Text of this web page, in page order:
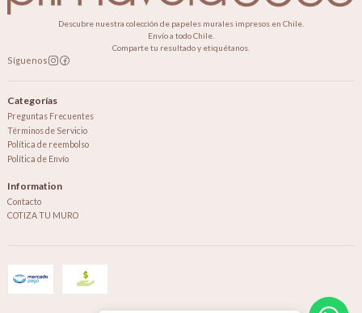
Descubre nuestra colección de papeles murales impresos en Chile.
Envío a todo Chile.
Comparte tu resultado y etiquétanos.
Síguenos
Categorías
Preguntas Frecuentes
Términos de Servicio
Política de reembolso
Política de Envío
Information
Contacto
COTIZA TU MURO